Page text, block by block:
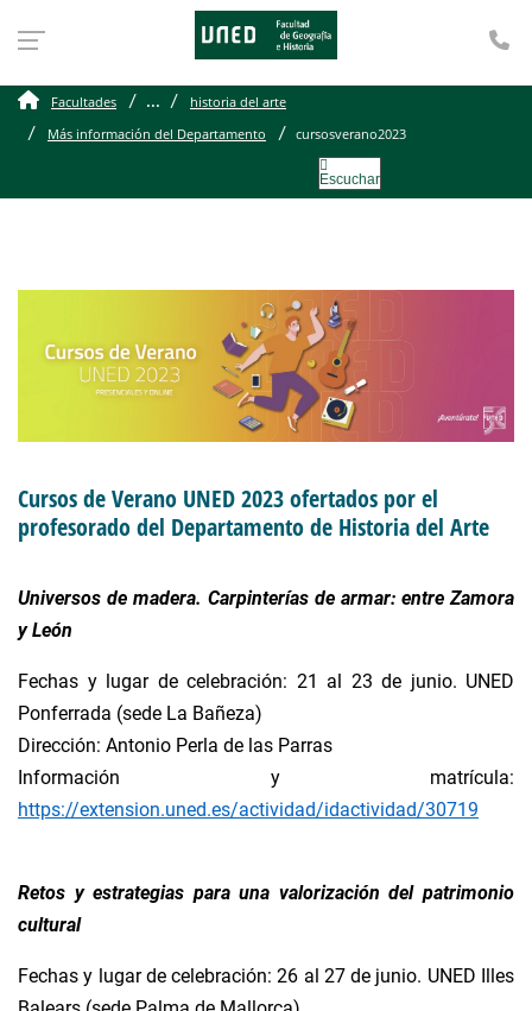
Facultades ...
historia del arte
Más información del Departamento
cursosverano2023
Escuchar
Cursos de Verano UNED 2023 ofertados por el
profesorado del Departamento de Historia del Arte
Universos de madera. Carpinterías de armar: entre Zamora
y León
Fechas y lugar de celebración: 21 al 23 de junio. UNED
Ponferrada (sede La Bañeza)
Dirección: Antonio Perla de las Parras
Información y matrícula:
https://extension.uned.es/actividad/idactividad/30719
Retos y estrategias para una valorización del patrimonio
cultural
Fechas y lugar de celebración: 26 al 27 de junio. UNED Illes